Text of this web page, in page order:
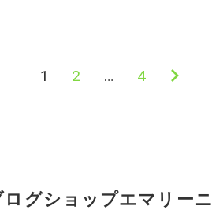
1 2 … 4
次
ログショップエマリーニ